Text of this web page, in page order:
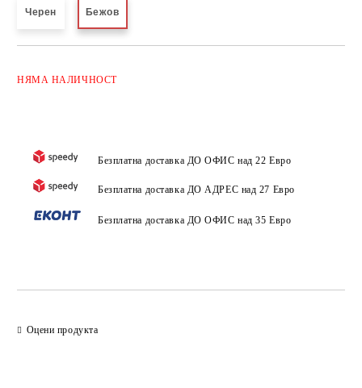
Черен Бежов
НЯМА НАЛИЧНОСТ
Безплатна доставка ДО ОФИС над 22 Евро
Безплатна доставка ДО АДРЕС над 27 Евро
Безплатна доставка ДО ОФИС над 35 Евро
Оцени продукта